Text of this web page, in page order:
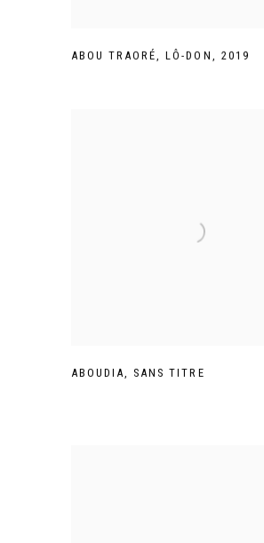
ABOU TRAORÉ,LÔ-DON , 2019
ABOUDIA, SANS TITRE